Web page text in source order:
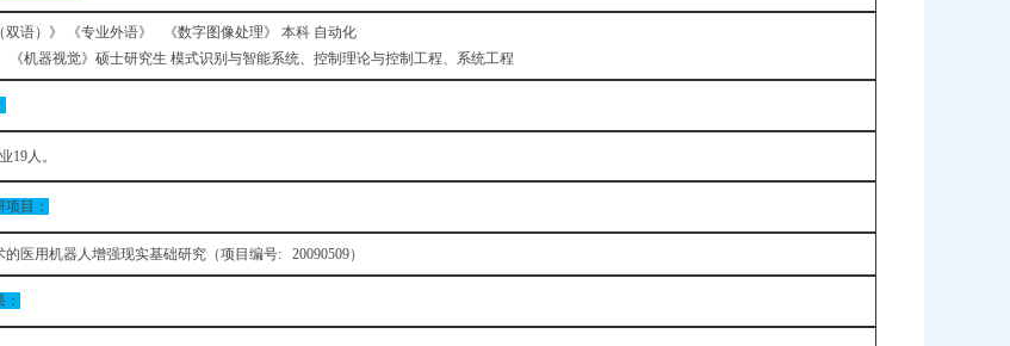
双语）》 《专业外语》 《数字图像处理》 本科 自动化
《机器视觉》硕士研究生 模式识别与智能系统、控制理论与控制工程、系统工程
19人。
目：
医用机器人增强现实基础研究（项目编号: 20090509）